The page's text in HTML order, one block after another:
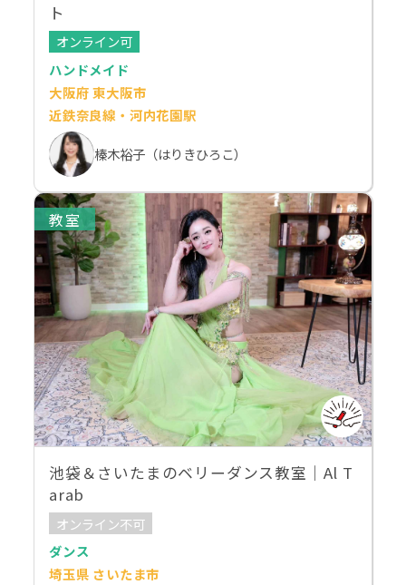
ト
オンライン可
ハンドメイド
大阪府 東大阪市
近鉄奈良線・河内花園駅
榛木裕子（はりきひろこ）
教室
池袋＆さいたまのベリーダンス教室｜Al T
arab
オンライン不可
ダンス
埼玉県 さいたま市